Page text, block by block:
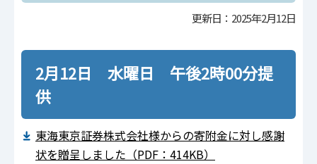
更新日：2025年2月12日
2月12日 水曜日 午後2時00分提
供
東海東京証券株式会社様からの寄附金に対し感謝
状を贈呈しました（PDF：414KB）